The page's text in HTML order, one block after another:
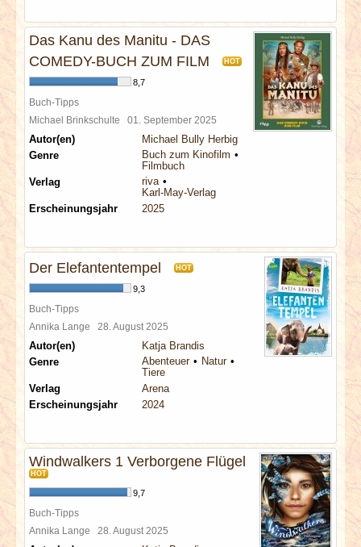
Das Kanu des Manitu - DAS
COMEDY-BUCH ZUM FILM
HOT
8,7
Buch-Tipps
Michael Brinkschulte 01. September 2025
Autor(en)
Michael Bully Herbig
Genre
Buch zum Kinofilm
Filmbuch
Verlag
riva
Karl-May-Verlag
Erscheinungsjahr
2025
Der Elefantentempel HOT
9,3
Buch-Tipps
Annika Lange 28. August 2025
Autor(en)
Katja Brandis
Genre
Abenteuer
Natur
Tiere
Verlag
Arena
Erscheinungsjahr
2024
Windwalkers 1 Verborgene Flügel
HOT
9,7
Buch-Tipps
Annika Lange 28. August 2025